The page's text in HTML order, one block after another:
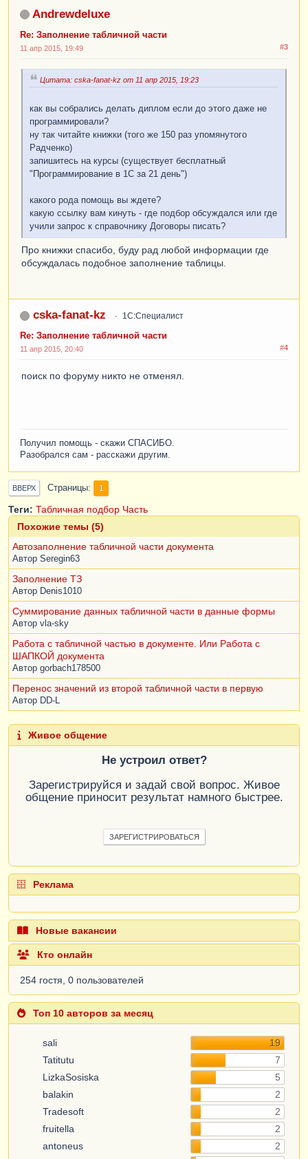
Andrewdeluxe
Re: Заполнение табличной части
#3
11 апр 2015, 19:49
Цитата: cska-fanat-kz от 11 апр 2015, 19:23
как вы собрались делать диплом если до этого даже не
программировали?
ну так читайте книжки (того же 150 раз упомянутого
Радченко)
запишитесь на курсы (существует бесплатный
"Программирование в 1С за 21 день")
какого рода помощь вы ждете?
какую ссылку вам кинуть - где подбор обсуждался или где
учили запрос к справочнику Договоры писать?
Про книжки спасибо, буду рад любой информации где
обсуждалась подобное заполнение таблицы.
cska-fanat-kz 1С:Специалист
Re: Заполнение табличной части
#4
11 апр 2015, 20:40
поиск по форуму никто не отменял.
Получил помощь - скажи СПАСИБО.
Разобрался сам - расскажи другим.
ВВЕРХ Страницы 1
Теги: Табличная подбор Часть
Похожие темы (5)
Автозаполнение табличной части документа
Автор Seregin63
Заполнение ТЗ
Автор Denis1010
Суммирование данных табличной части в данные формы
Автор vla-sky
Работа с табличной частью в документе. Или Работа с
ШАПКОЙ документа
Автор gorbach178500
Перенос значений из второй табличной части в первую
Автор DD-L
Живое общение
Не устроил ответ?
Зарегистрируйся и задай свой вопрос. Живое
общение приносит результат намного быстрее.
ЗАРЕГИСТРИРОВАТЬСЯ
Реклама
Новые вакансии
Кто онлайн
254 гостя, 0 пользователей
Топ 10 авторов за месяц
sali
19
Tatitutu
7
LizkaSosiska
5
balakin
2
Tradesoft
2
fruitella
2
antoneus
2